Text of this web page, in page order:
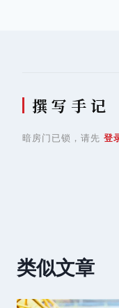
撰 写 手 记
暗房门已锁，请先 登
类似文章